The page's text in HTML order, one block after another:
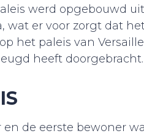
werd opgebouwd
wat er voor zorgt dat
het paleis van
heeft doorgebracht.
de eerste bewoner